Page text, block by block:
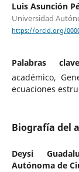
Luis Asunción
Universidad
https://orcid.org/
Palabras
académico,
ecuaciones
Biografía del
Deysi
Autónoma de